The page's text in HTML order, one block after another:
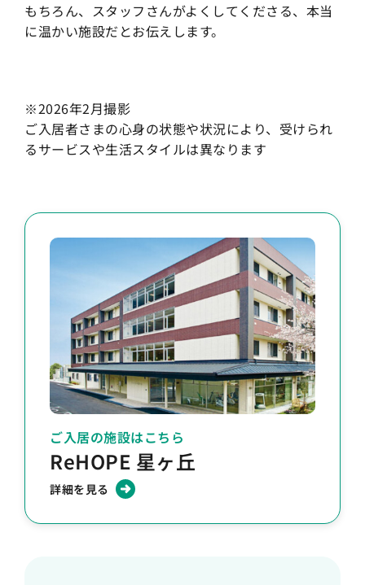
もちろん、スタッフさんがよくしてくださる、本当
に温かい施設だとお伝えします。
※2026年2月撮影
ご入居者さまの心身の状態や状況により、受けられ
るサービスや生活スタイルは異なります
ご入居の施設はこちら
ReHOPE 星ヶ丘
詳細を見る